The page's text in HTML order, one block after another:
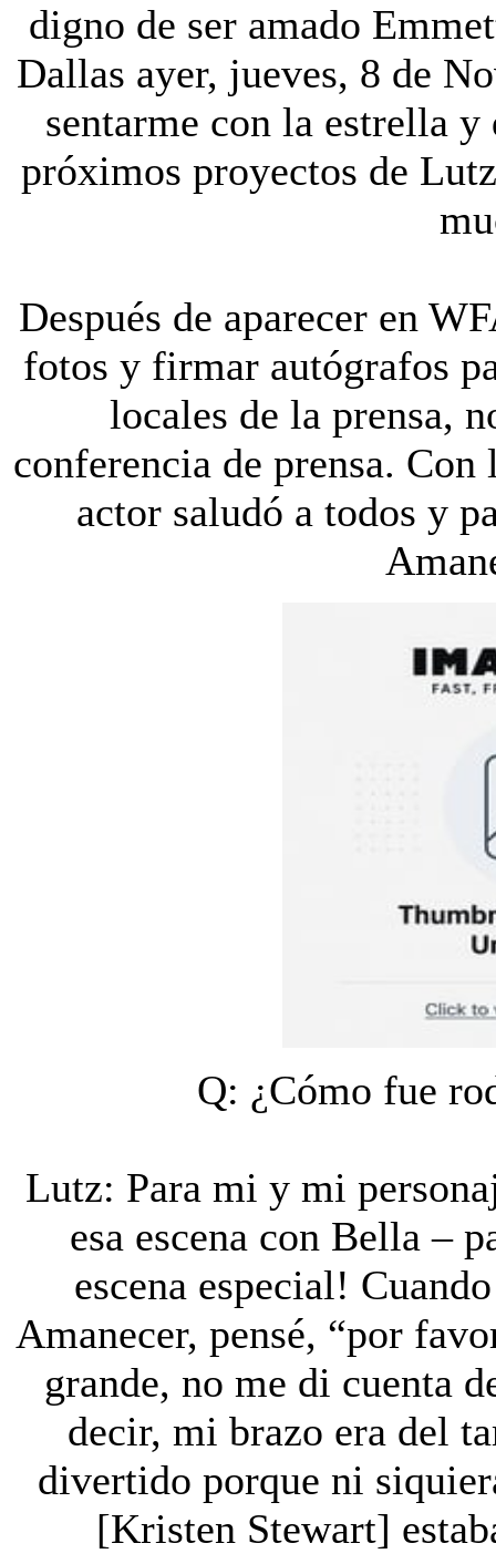
digno de ser amado
Dallas ayer, jueves, 8 de
sentarme con la estrella
próximos proyectos de
Después de aparecer en
fotos y firmar autógrafos
locales de la prensa,
conferencia de prensa.
actor saludó a todos y
Q: ¿Cómo fue
Lutz: Para mi y mi
esa escena con Bella –
escena especial!
Amanecer, pensé, “por
grande, no me di cuenta
decir, mi brazo era del
divertido porque ni
[Kristen Stewart]